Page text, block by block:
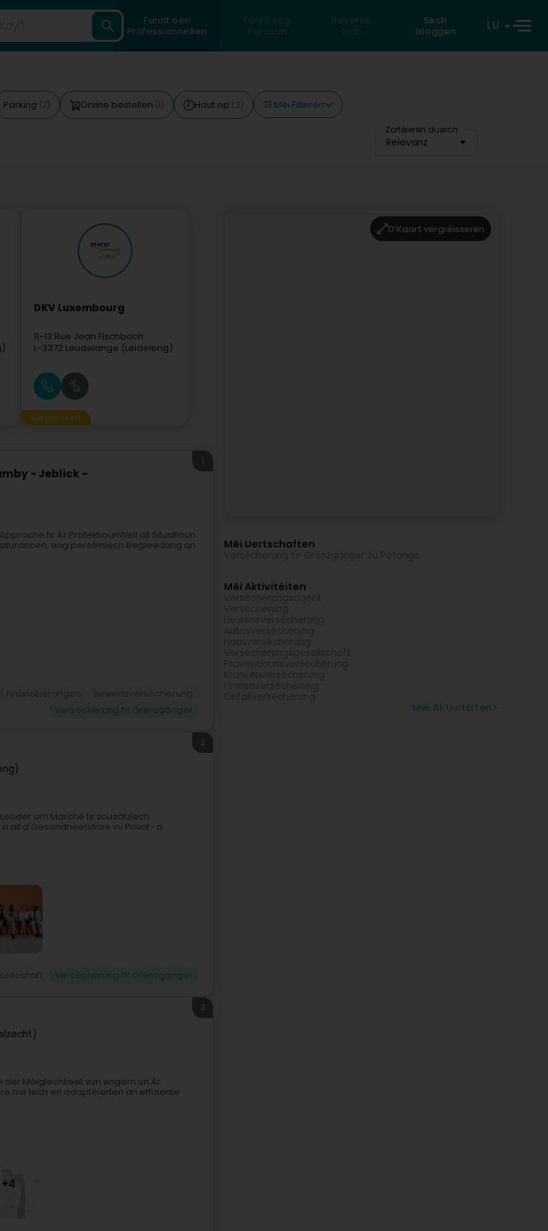
Fannt een
Professionnellen
Fannt eng
Persoun
Reverse
Sich
Sech
aloggen
LU
Parking (7) Online bestellen (1) Haut op (2) Méi Filteren
Zortéieren duerch
Relevanz
DKV Luxembourg
11-13 Rue Jean Fischbach
L-3372 Leudelange (Leideleng)
Gesponsert
- Jeblick -
1
fir Är ProtektiounWell all Situatioun
eng perséinlech Begleedung an
2
um Marché fir zousätzlech
all d'Gesondheetsfroe vu Privat- a
3
der Méiglechkeet vun engem un Är
mir Iech en adaptéierten an effiziente
+4
D'Kaart vergréisseren
Méi Uertschaften
Méi Aktivitéiten
Méi Aktivitéiten